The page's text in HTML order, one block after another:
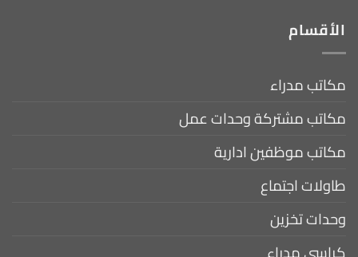
الأقسام
مكاتب مدراء
مكاتب مشتركة وحدات عمل
مكاتب موظفين ادارية
طاولات اجتماع
وحدات تخزين